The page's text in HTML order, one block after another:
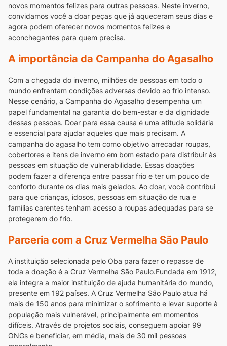
novos momentos felizes para outras pessoas. Neste inverno,
convidamos você a doar peças que já aqueceram seus dias e
agora podem oferecer novos momentos felizes e
aconchegantes para quem precisa.
A importância da Campanha do Agasalho
Com a chegada do inverno, milhões de pessoas em todo o
mundo enfrentam condições adversas devido ao frio intenso.
Nesse cenário, a Campanha do Agasalho desempenha um
papel fundamental na garantia do bem-estar e da dignidade
dessas pessoas. Doar para essa causa é uma atitude solidária
e essencial para ajudar aqueles que mais precisam. A
campanha do agasalho tem como objetivo arrecadar roupas,
cobertores e itens de inverno em bom estado para distribuir às
pessoas em situação de vulnerabilidade. Essas doações
podem fazer a diferença entre passar frio e ter um pouco de
conforto durante os dias mais gelados. Ao doar, você contribui
para que crianças, idosos, pessoas em situação de rua e
famílias carentes tenham acesso a roupas adequadas para se
protegerem do frio.
Parceria com a Cruz Vermelha São Paulo
A instituição selecionada pelo Oba para fazer o repasse de
toda a doação é a Cruz Vermelha São Paulo.Fundada em 1912,
ela integra a maior instituição de ajuda humanitária do mundo,
presente em 192 países. A Cruz Vermelha São Paulo atua há
mais de 150 anos para minimizar o sofrimento e levar suporte à
população mais vulnerável, principalmente em momentos
difíceis. Através de projetos sociais, conseguem apoiar 99
ONGs e beneficiar, em média, mais de 30 mil pessoas